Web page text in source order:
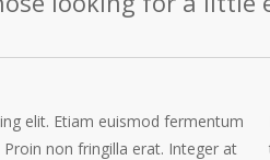
elit. Etiam euismod fermentum
non fringilla erat. Integer at